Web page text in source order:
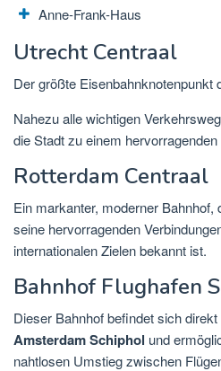
Anne-Frank-Haus
Utrecht Centraal
Der größte Eisenbahnknotenpunkt
Nahezu alle wichtigen
die Stadt zu einem
Rotterdam Centraal
Ein markanter, moderner
seine hervorragenden
internationalen Zielen bekannt ist.
Bahnhof Flughafen
Dieser Bahnhof befindet sich direkt
Amsterdam Schiphol und
nahtlosen Umstieg zwischen